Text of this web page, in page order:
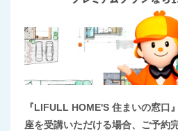
『LIFULL HOME'S 住まいの窓口
座を受講いただける場合、ご予約